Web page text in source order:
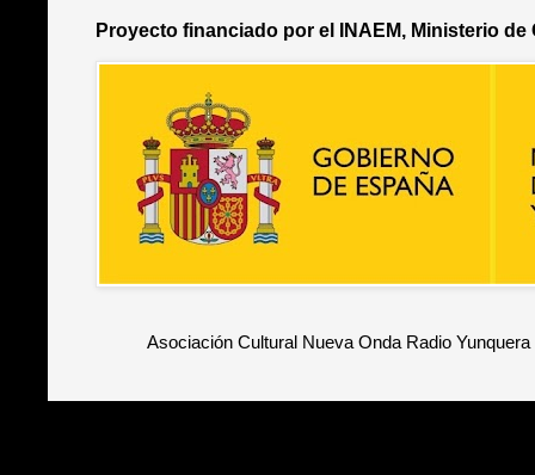
Proyecto financiado por el INAEM, Ministerio de
Asociación Cultural Nueva Onda Radio